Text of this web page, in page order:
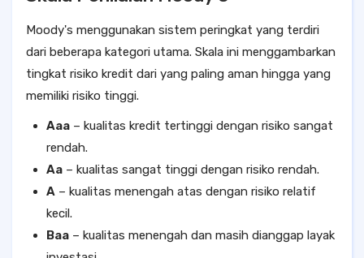
Moody's menggunakan sistem peringkat yang terdiri
dari beberapa kategori utama. Skala ini menggambarkan
tingkat risiko kredit dari yang paling aman hingga yang
memiliki risiko tinggi.
Aaa – kualitas kredit tertinggi dengan risiko sangat
rendah.
Aa – kualitas sangat tinggi dengan risiko rendah.
A – kualitas menengah atas dengan risiko relatif
kecil.
Baa – kualitas menengah dan masih dianggap layak